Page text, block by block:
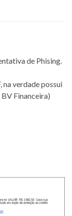
de Phising.
na verdade possui
BV Financeira)